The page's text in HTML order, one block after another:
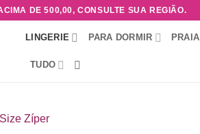
DE 500,00, CONSULTE SUA REGIÃO.
LINGERIE PARA DORMIR PRAIA
TUDO